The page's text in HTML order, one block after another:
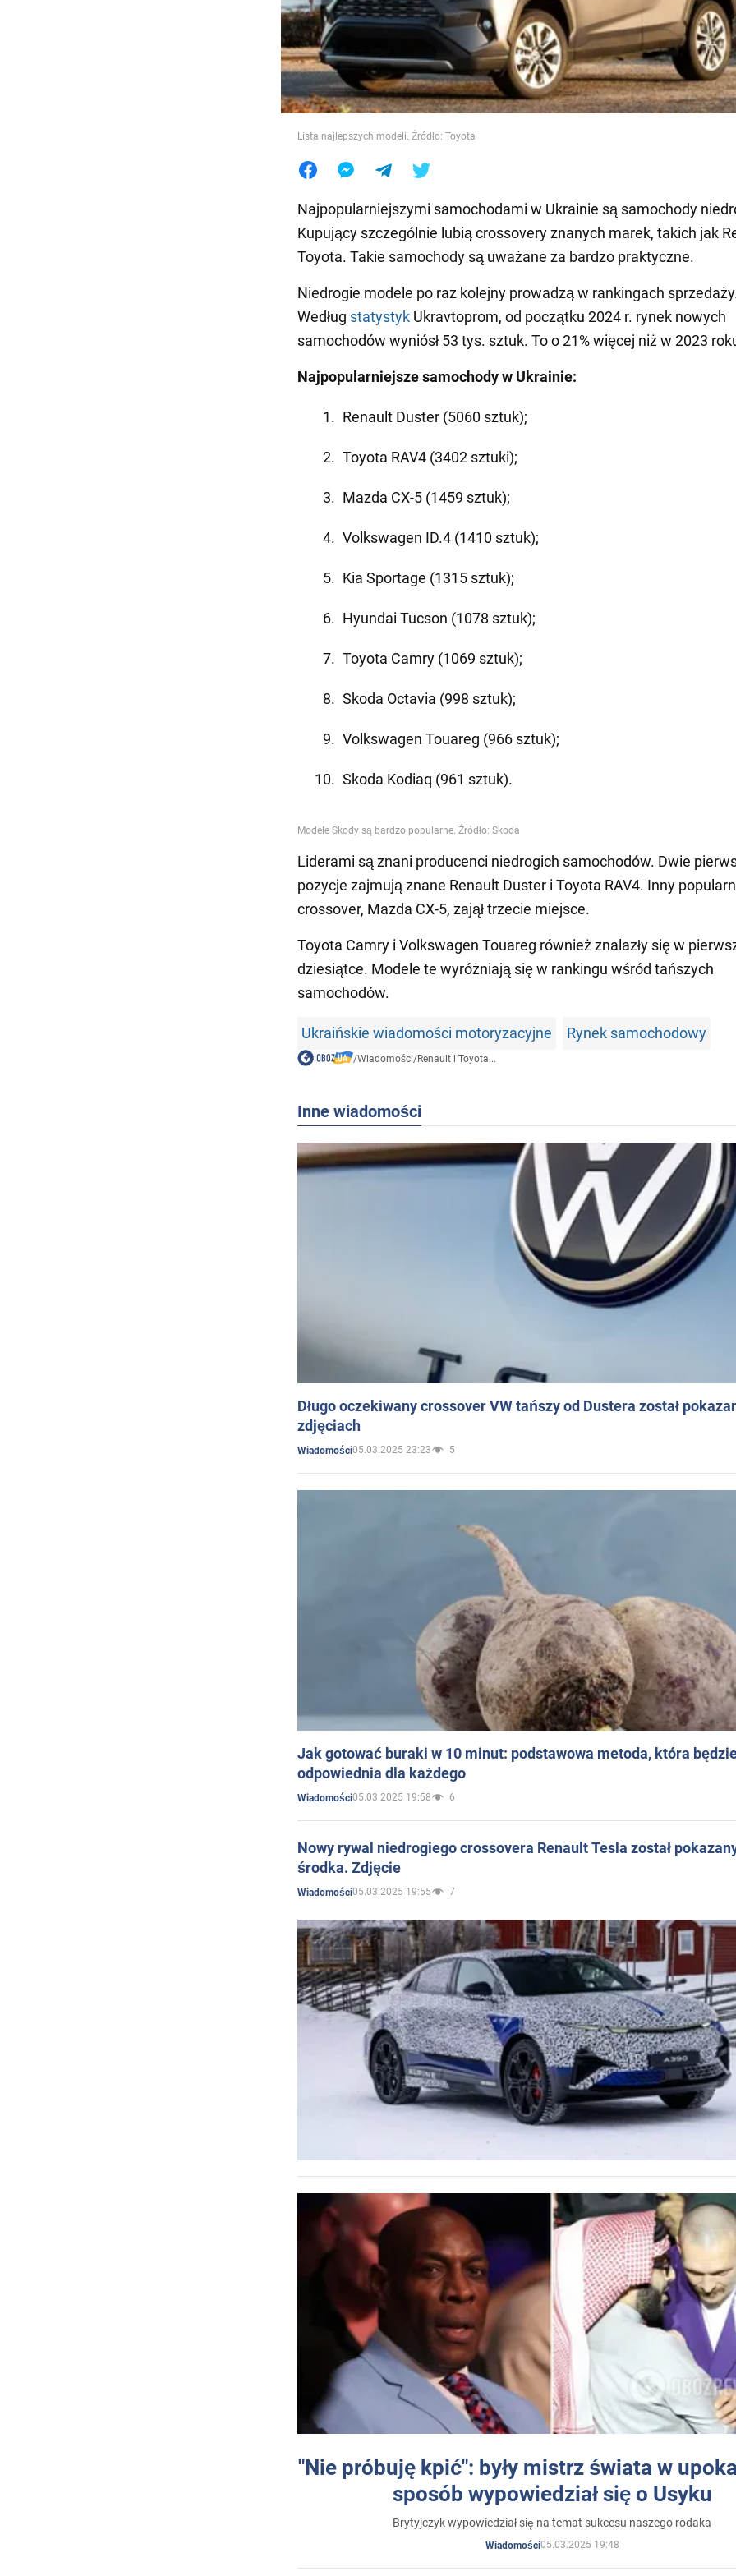
Jedzenie
Lista najlepszych modeli. Źródło: Toyota
Najpopularniejszymi samochodami w Ukrainie są samochody
Kupujący szczególnie lubią crossovery znanych marek, takich jak
Toyota. Takie samochody są uważane za bardzo praktyczne.
Niedrogie modele po raz kolejny prowadzą w rankingach
Według statystyk Ukravtoprom, od początku 2024 r. rynek nowych
samochodów wyniósł 53 tys. sztuk. To o 21% więcej niż w 2023
Najpopularniejsze samochody w Ukrainie:
Renault Duster (5060 sztuk);
Toyota RAV4 (3402 sztuki);
Mazda CX-5 (1459 sztuk);
Volkswagen ID.4 (1410 sztuk);
Kia Sportage (1315 sztuk);
Hyundai Tucson (1078 sztuk);
Toyota Camry (1069 sztuk);
Skoda Octavia (998 sztuk);
Volkswagen Touareg (966 sztuk);
Skoda Kodiaq (961 sztuk).
Liderami są znani producenci niedrogich samochodów. Dwie
pozycje zajmują znane Renault Duster i Toyota RAV4. Inny
crossover, Mazda CX-5, zajął trzecie miejsce.
Toyota Camry i Volkswagen Touareg również znalazły się w
dziesiątce. Modele te wyróżniają się w rankingu wśród tańszych
samochodów.
Ukraińskie wiadomości motoryzacyjne Rynek samochodowy
/Wiadomości/Renault i Toyota...
Inne wiadomości
Długo oczekiwany crossover VW tańszy od Dustera został
zdjęciach
Wiadomości05.03.2025 23:23 5
Jak gotować buraki w 10 minut: podstawowa metoda, która
odpowiednia dla każdego
Wiadomości05.03.2025 19:58 6
Nowy rywal niedrogiego crossovera Renault Tesla został
środka. Zdjęcie
Wiadomości05.03.2025 19:55 7
"Nie próbuję kpić": były mistrz świata w
sposób wypowiedział się o Usyku
Brytyjczyk wypowiedział się na temat sukcesu naszego rodaka
Wiadomości05.03.2025 19:48